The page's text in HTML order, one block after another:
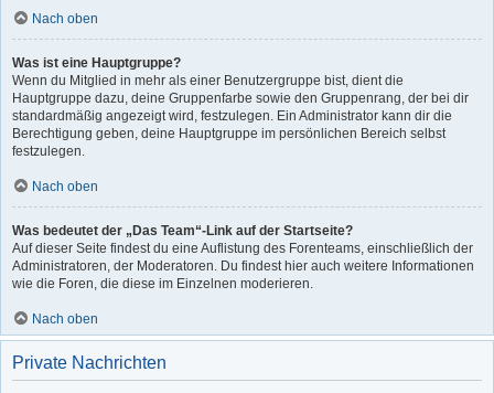
Nach oben
Was ist eine Hauptgruppe?
Wenn du Mitglied in mehr als einer Benutzergruppe bist, dient die
Hauptgruppe dazu, deine Gruppenfarbe sowie den Gruppenrang, der bei dir
standardmäßig angezeigt wird, festzulegen. Ein Administrator kann dir die
Berechtigung geben, deine Hauptgruppe im persönlichen Bereich selbst
festzulegen.
Nach oben
Was bedeutet der „Das Team“-Link auf der Startseite?
Auf dieser Seite findest du eine Auflistung des Forenteams, einschließlich der
Administratoren, der Moderatoren. Du findest hier auch weitere Informationen
wie die Foren, die diese im Einzelnen moderieren.
Nach oben
Private Nachrichten